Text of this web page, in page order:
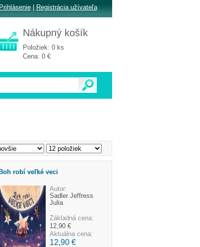
robí veľké veci
Autor:
Sadler Jeffress
Julia
Základná cena:
12,90 €
Aktuálna cena:
12,90 €
Nákupný košík
Položiek: 0 ks
Cena: 0 €
Prihlásenie| Registrácia užívateľa